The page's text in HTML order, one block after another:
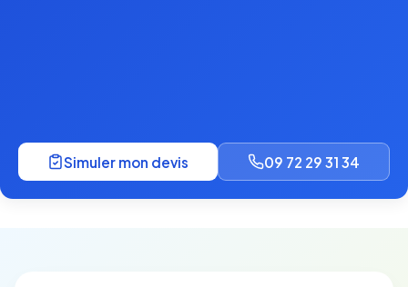
Simuler mon devis 09 72 29 31 34